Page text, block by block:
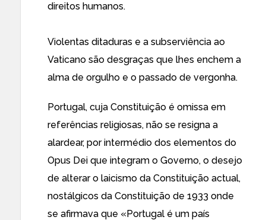
direitos humanos.
Violentas ditaduras e a subserviência ao
Vaticano são desgraças que lhes enchem a
alma de orgulho e o passado de vergonha.
Portugal, cuja Constituição é omissa em
referências religiosas, não se resigna a
alardear, por intermédio dos elementos do
Opus Dei que integram o Governo, o desejo
de alterar o laicismo da Constituição actual,
nostálgicos da Constituição de 1933 onde
se afirmava que «Portugal é um país